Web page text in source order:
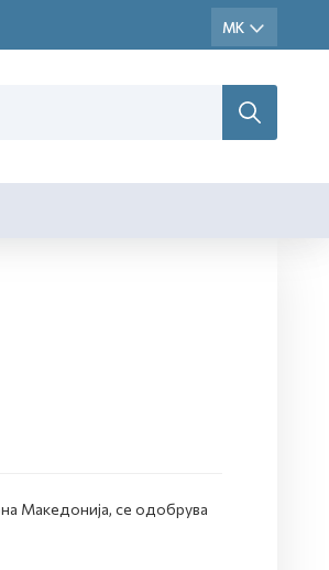
Македонија, се одобрува